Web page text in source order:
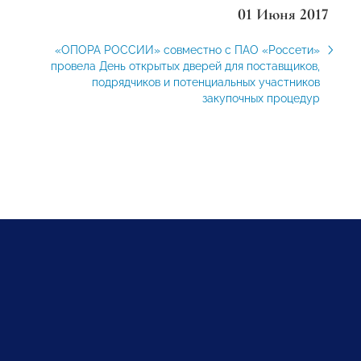
01 Июня 2017
«ОПОРА РОССИИ» совместно с ПАО «Россети»
провела День открытых дверей для поставщиков,
подрядчиков и потенциальных участников
закупочных процедур